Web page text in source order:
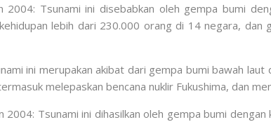
2004: Tsunami ini disebabkan oleh gempa bumi
lebih dari 230.000 orang di 14 negara,
ini merupakan akibat dari gempa bumi bawah
melepaskan bencana nuklir Fukushima, dan
2004: Tsunami ini dihasilkan oleh gempa bumi